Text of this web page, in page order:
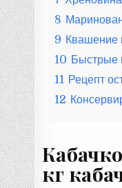
8
9 Квашение
10 Быстрые
11 Рецепт
12
кг